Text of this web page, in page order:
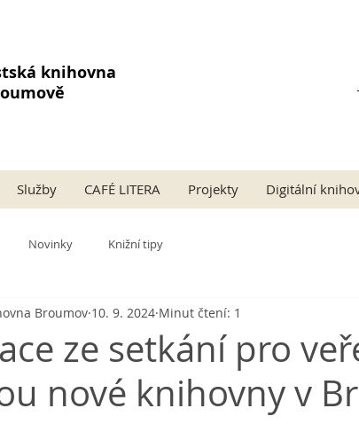
knihovna
Služby CAFÉ LITERA Projekty Digitální
Novinky Knižní tipy
ze setkání pro
nové knihovny v
Broumov 10. 9. 2024 Minut čtení: 1